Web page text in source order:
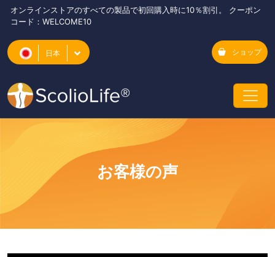
オンラインストアのすべての製品で初回購入時に10％割引。 クーポン
コード：WELCOME10
日本 ショップ
お客様の声